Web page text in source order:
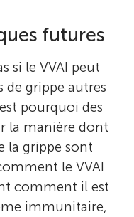
futures
si le VVAI peut
de grippe autres
pourquoi des
la manière dont
la grippe sont
le VVAI
comment il est
immunitaire,